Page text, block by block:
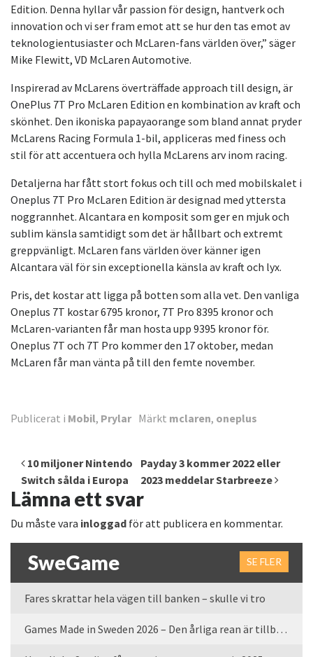
Edition. Denna hyllar vår passion för design, hantverk och
innovation och vi ser fram emot att se hur den tas emot av
teknologientusiaster och McLaren-fans världen över,” säger
Mike Flewitt, VD McLaren Automotive.
Inspirerad av McLarens överträffade approach till design, är
OnePlus 7T Pro McLaren Edition en kombination av kraft och
skönhet. Den ikoniska papayaorange som bland annat pryder
McLarens Racing Formula 1-bil, appliceras med finess och
stil för att accentuera och hylla McLarens arv inom racing.
Detaljerna har fått stort fokus och till och med mobilskalet i
Oneplus 7T Pro McLaren Edition är designad med yttersta
noggrannhet. Alcantara en komposit som ger en mjuk och
sublim känsla samtidigt som det är hållbart och extremt
greppvänligt. McLaren fans världen över känner igen
Alcantara väl för sin exceptionella känsla av kraft och lyx.
Pris, det kostar att ligga på botten som alla vet. Den vanliga
Oneplus 7T kostar 6795 kronor, 7T Pro 8395 kronor och
McLaren-varianten får man hosta upp 9395 kronor för.
Oneplus 7T och 7T Pro kommer den 17 oktober, medan
McLaren får man vänta på till den femte november.
Publicerat i Mobil, Prylar Märkt mclaren, oneplus
Inläggsnavigering
10 miljoner Nintendo
Switch sålda i Europa
Payday 3 kommer 2022 eller
2023 meddelar Starbreeze
Lämna ett svar
Du måste vara inloggad för att publicera en kommentar.
SweGame SE FLER
Fares skrattar hela vägen till banken – skulle vi tro
Games Made in Sweden 2026 – Den årliga rean är tillbaka